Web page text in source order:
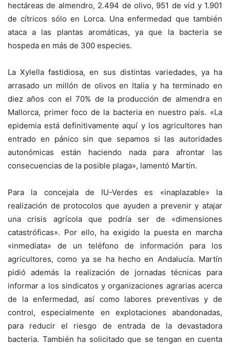
hectáreas de almendro, 2.494 de olivo, 951 de vid y 1.901
de cítricos sólo en Lorca. Una enfermedad que también
ataca a las plantas aromáticas, ya que la bacteria se
hospeda en más de 300 especies.
La Xylella fastidiosa, en sus distintas variedades, ya ha
arrasado un millón de olivos en Italia y ha terminado en
diez años con el 70% de la producción de almendra en
Mallorca, primer foco de la bacteria en nuestro país. «La
epidemia está definitivamente aquí y los agricultores han
entrado en pánico sin que sepamos si las autoridades
autonómicas están haciendo nada para afrontar las
consecuencias de la posible plaga», lamentó Martín.
Para la concejala de IU-Verdes es «inaplazable» la
realización de protocolos que ayuden a prevenir y atajar
una crisis agrícola que podría ser de «dimensiones
catastróficas». Por ello, ha exigido la puesta en marcha
«inmediata» de un teléfono de información para los
agricultores, como ya se ha hecho en Andalucía. Martín
pidió además la realización de jornadas técnicas para
informar a los sindicatos y organizaciones agrarias acerca
de la enfermedad, así como labores preventivas y de
control, especialmente en explotaciones abandonadas,
para reducir el riesgo de entrada de la devastadora
bacteria. También ha solicitado que se tengan en cuenta